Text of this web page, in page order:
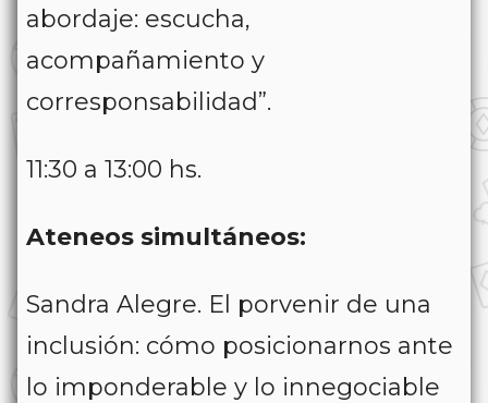
abordaje: escucha,
acompañamiento y
corresponsabilidad”.
11:30 a 13:00 hs.
Ateneos simultáneos:
Sandra Alegre. El porvenir de una
inclusión: cómo posicionarnos ante
lo imponderable y lo innegociable